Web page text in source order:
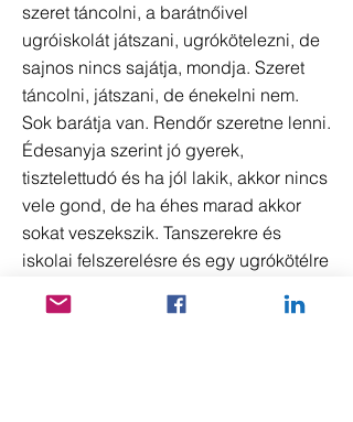
szeret táncolni, a barátnőivel
ugróiskolát játszani, ugrókötelezni, de
sajnos nincs sajátja, mondja. Szeret
táncolni, játszani, de énekelni nem.
Sok barátja van. Rendőr szeretne lenni.
Édesanyja szerint jó gyerek,
tisztelettudó és ha jól lakik, akkor nincs
vele gond, de ha éhes marad akkor
sokat veszekszik. Tanszerekre és
iskolai felszerelésre és egy ugrókötélre
3 legjobb egyike.